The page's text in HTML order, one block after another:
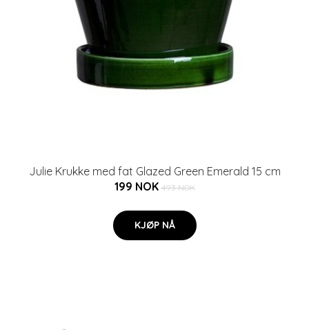
Julie Krukke med fat Glazed Green Emerald 15 cm
199 NOK 493 NOK
KJØP NÅ